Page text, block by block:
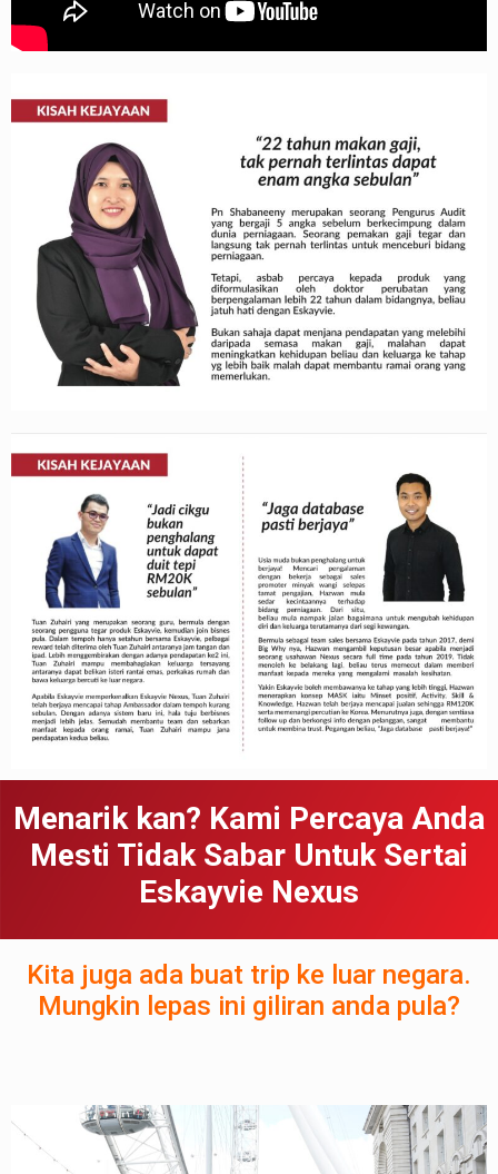
Menarik kan? Kami Percaya Anda
Mesti Tidak Sabar Untuk Sertai
Eskayvie Nexus
Kita juga ada buat trip ke luar negara.
Mungkin lepas ini giliran anda pula?